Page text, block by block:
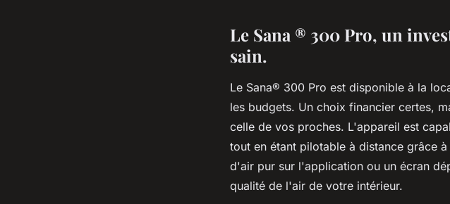
Le Sana ® 300 Pro, un
sain.
Le Sana® 300 Pro est disponible à la
les budgets. Un choix financier certes,
celle de vos proches. L'appareil est
tout en étant pilotable à distance grâce
d'air pur sur l'application ou un écran
qualité de l'air de votre intérieur.